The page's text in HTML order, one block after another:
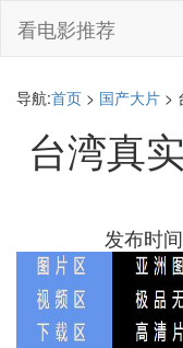
看电影推荐
导航:首页 > 国产大片 >
台湾真
发布时